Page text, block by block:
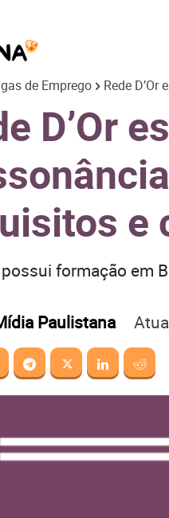
Paulistana
de Emprego Rede
D’Or
e
formação em
Paulistana